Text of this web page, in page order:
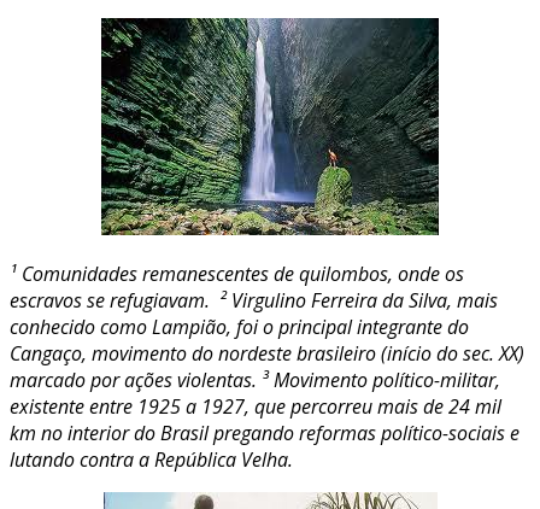
¹ Comunidades remanescentes de quilombos, onde os
escravos se refugiavam. ² Virgulino Ferreira da Silva, mais
conhecido como Lampião, foi o principal integrante do
Cangaço, movimento do nordeste brasileiro (início do sec. XX)
marcado por ações violentas. ³ Movimento político-militar,
existente entre 1925 a 1927, que percorreu mais de 24 mil
km no interior do Brasil pregando reformas político-sociais e
lutando contra a República Velha.